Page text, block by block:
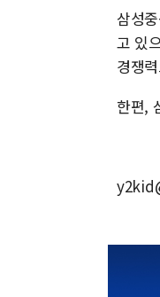
삼성
고 있
경쟁
한편,